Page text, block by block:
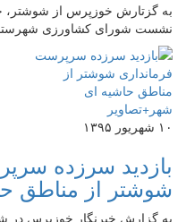
به گزتارش خوزپرس از شوشتر،
نشست شورای کشاورزی
۱۰ شهریور ۱۳۹۵
بازدید سرزده
شوشتر از مناطق
به گزارش خبرنگار خوزپرس در